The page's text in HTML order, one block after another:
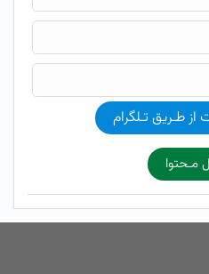
از طـریق تـلگرام
مـحتوا